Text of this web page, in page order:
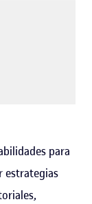
para
estrategias